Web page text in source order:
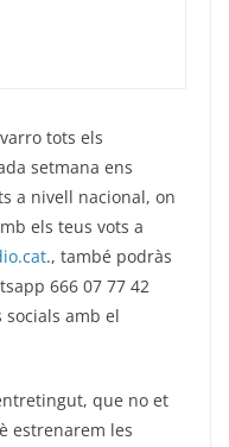
tots els
setmana ens
a nivell nacional, on
els teus vots a
., també podràs
666 07 77 42
socials amb el
que no et
estrenarem les